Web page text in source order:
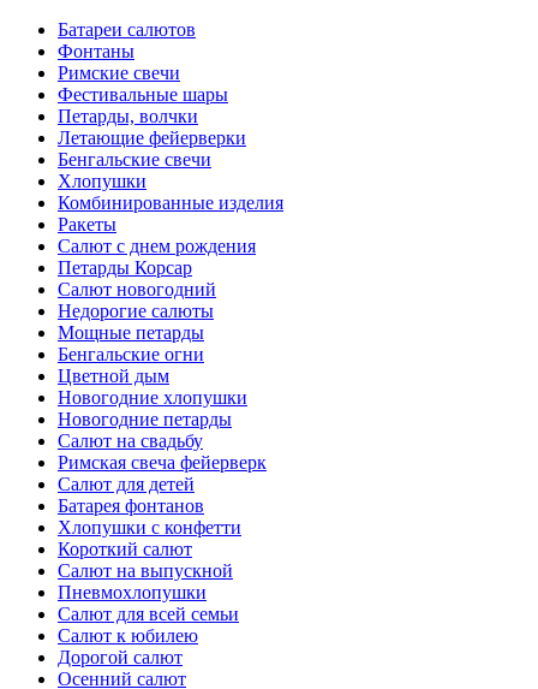
Батареи салютов
Фонтаны
Римские свечи
Фестивальные шары
Петарды, волчки
Летающие фейерверки
Бенгальские свечи
Хлопушки
Комбинированные изделия
Ракеты
Салют с днем рождения
Петарды Корсар
Салют новогодний
Недорогие салюты
Мощные петарды
Бенгальские огни
Цветной дым
Новогодние хлопушки
Новогодние петарды
Салют на свадьбу
Римская свеча фейерверк
Салют для детей
Батарея фонтанов
Хлопушки с конфетти
Короткий салют
Салют на выпускной
Пневмохлопушки
Салют для всей семьи
Салют к юбилею
Дорогой салют
Осенний салют